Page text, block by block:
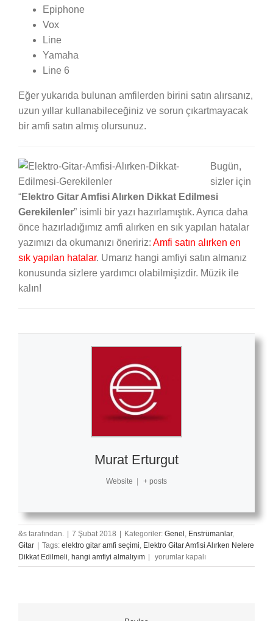
Epiphone
Vox
Line
Yamaha
Line 6
Eğer yukarıda bulunan amfilerden birini satın alırsanız,
uzun yıllar kullanabileceğiniz ve sorun çıkartmayacak
bir amfi satın almış olursunuz.
Bugün,
sizler için
“Elektro Gitar Amfisi Alırken Dikkat Edilmesi
Gerekilenler” isimli bir yazı hazırlamıştık. Ayrıca daha
önce hazırladığımız amfi alırken en sık yapılan hatalar
yazımızı da okumanızı öneririz: Amfi satın alırken en
sık yapılan hatalar. Umarız hangi amfiyi satın almanız
konusunda sizlere yardımcı olabilmişizdir. Müzik ile
kalın!
Murat Erturgut
Website | + posts
&s tarafından. | 7 Şubat 2018 | Kategoriler: Genel Enstrümanlar,
Gitar | Tags: elektro gitar amfi seçimi Elektro Gitar Amfisi Alırken Nelere
Dikkat Edilmeli hangi amfiyi almalıyım |
Elektro
Gitar
yorumlar kapalı